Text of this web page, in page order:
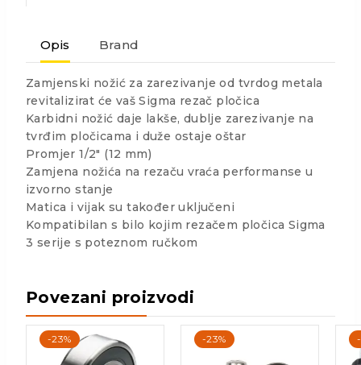
Opis Brand
Zamjenski nožić za zarezivanje od tvrdog metala
revitalizirat će vaš Sigma rezač pločica
Karbidni nožić daje lakše, dublje zarezivanje na
tvrđim pločicama i duže ostaje oštar
Promjer 1/2″ (12 mm)
Zamjena nožića na rezaču vraća performanse u
izvorno stanje
Matica i vijak su također uključeni
Kompatibilan s bilo kojim rezačem pločica Sigma
3 serije s poteznom ručkom
Povezani proizvodi
-23% -23%